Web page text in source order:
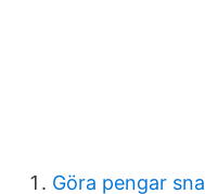
Göra pengar